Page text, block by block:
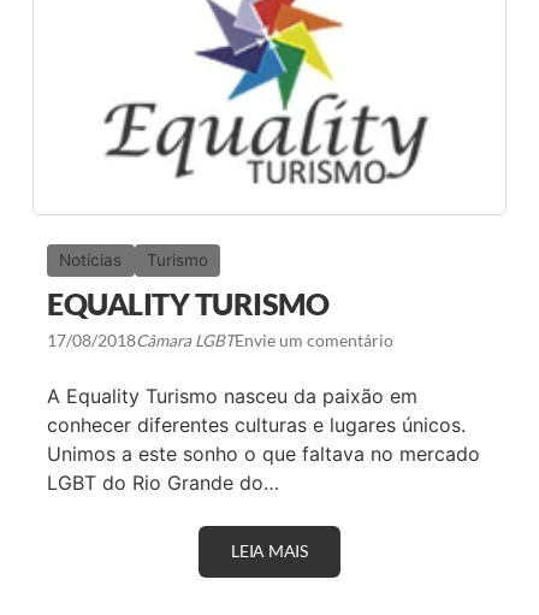
L
T
R
I
P
T
U
R
M
Notícias
Turismo
EQUALITY TURISMO
17/08/2018Câmara LGBTEnvie um comentário
A Equality Turismo nasceu da paixão em
conhecer diferentes culturas e lugares únicos.
Unimos a este sonho o que faltava no mercado
LGBT do Rio Grande do…
LEIA MAISE